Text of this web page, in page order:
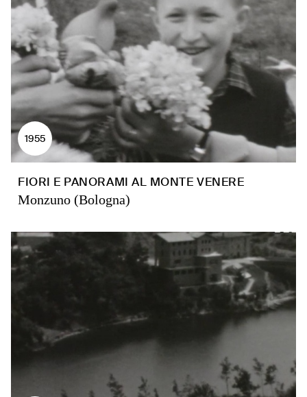
1955
FIORI E PANORAMI AL MONTE VENERE
Monzuno (Bologna)